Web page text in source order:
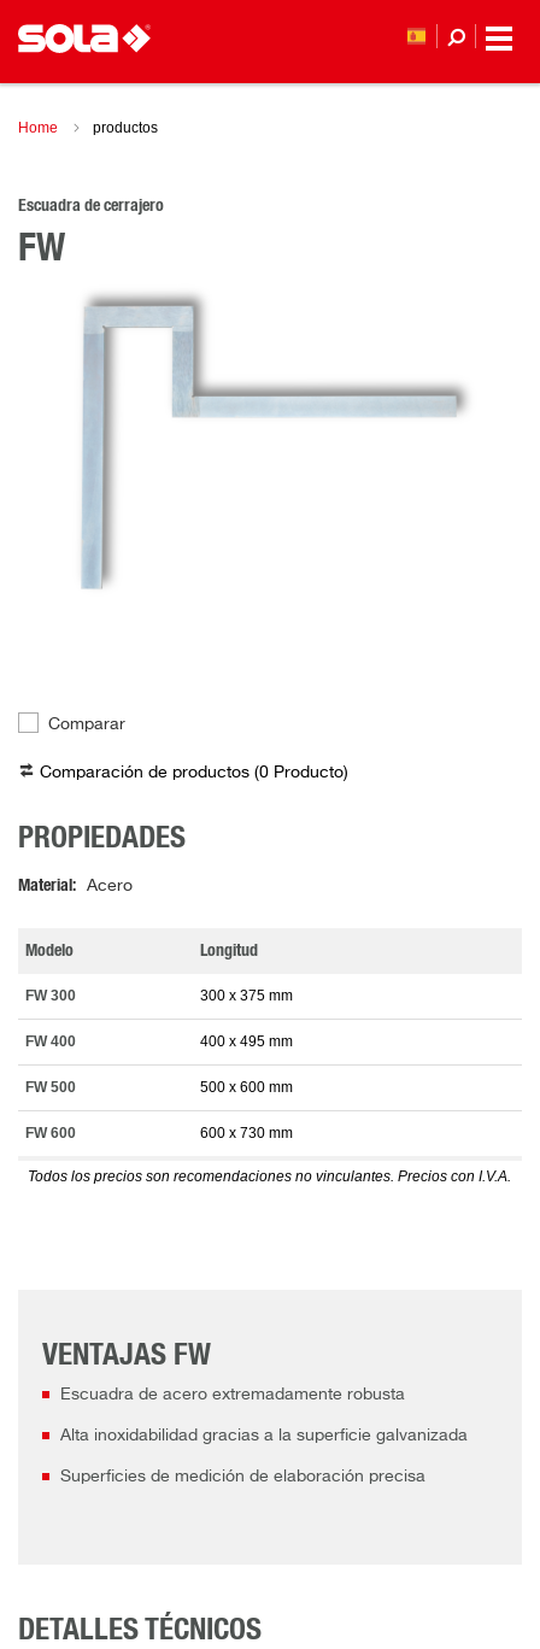
Home productos
Escuadra de cerrajero
FW
Comparar
Comparación de productos (0 Producto)
PROPIEDADES
Material Acero
Modelo Longitud
FW 300 300 x 375 mm
FW 400 400 x 495 mm
FW 500 500 x 600 mm
FW 600 600 x 730 mm
Todos los precios son recomendaciones no vinculantes. Precios con I.V.A.
VENTAJAS FW
Escuadra de acero extremadamente robusta
Alta inoxidabilidad gracias a la superficie galvanizada
Superficies de medición de elaboración precisa
DETALLES TÉCNICOS